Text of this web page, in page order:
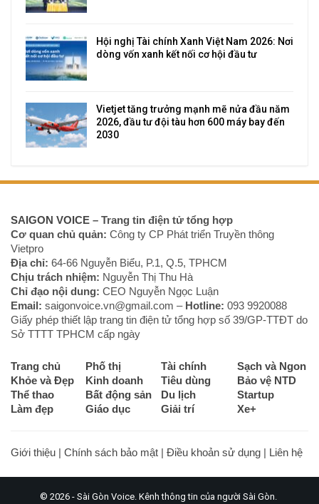
Hội nghị Tài chính Xanh Việt Nam 2026: Nơi
dòng vốn xanh kết nối cơ hội đầu tư
Vietjet tăng trưởng mạnh mẽ nửa đầu năm
2026, đầu tư đội tàu hơn 600 máy bay đến
2030
SAIGON VOICE – Trang tin điện tử tổng hợp
Cơ quan chủ quản: Công ty CP Phát triển Truyền thông
Vietpro
Địa chỉ: 64-66 Nguyễn Biểu, P.1, Q.5, TPHCM
Chịu trách nhiệm: Nguyễn Thị Thu Hà
Chỉ đạo nội dung: CEO Nguyễn Ngọc Luận
Email: saigonvoice.vn@gmail.com – Hotline: 093 9920088‬
Giấy phép thiết lập trang tin điện tử tổng hợp số 39/GP-TTĐT do
Sở TTTT TPHCM cấp ngày
Trang chủ Phố thị Tài chính
Sạch và Ngon
Khỏe và Đẹp
Kinh doanh Tiêu dùng
Bảo vệ NTD
Thể thao
Bất động sản Du lịch
Startup
Làm đẹp
Giáo dục Giải trí Xe+
Giới thiệu | Chính sách bảo mật | Điều khoản sử dụng | Liên hệ
© 2026 - Sài Gòn Voice. Kênh thông tin của người Sài Gòn.